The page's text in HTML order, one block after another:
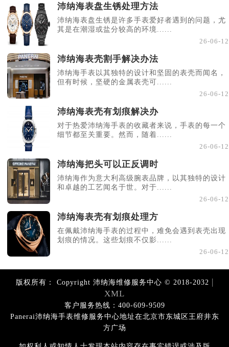
沛纳海表盘生锈处理方法
沛纳海表盘生锈是许多手表爱好者遇到的问题，尤
其是在潮湿或盐分较高的环境......
26-06-12
沛纳海表壳割手解决办法
沛纳海手表以其独特的设计和坚固的表壳而闻名，
但有时候，坚硬的金属表壳可......
26-06-12
沛纳海表壳有划痕解决办
对于热爱沛纳海手表的收藏者来说，手表的每一个
细节都至关重要。然而，随着......
26-06-12
沛纳海把头可以正反调时
沛纳海作为意大利高级腕表品牌，以其独特的设计
和卓越的工艺闻名于世。对于......
26-06-12
沛纳海表壳有划痕处理方
在佩戴沛纳海手表的过程中，难免会遇到表壳出现
划痕的情况。这些划痕不仅影......
26-06-12
版权所有： Copyright 沛纳海维修服务中心 © 2018-2032 |
XML
客户服务热线：400-609-9509
Panerai沛纳海手表维修服务中心地址在北京市东城区王府井东
方广场